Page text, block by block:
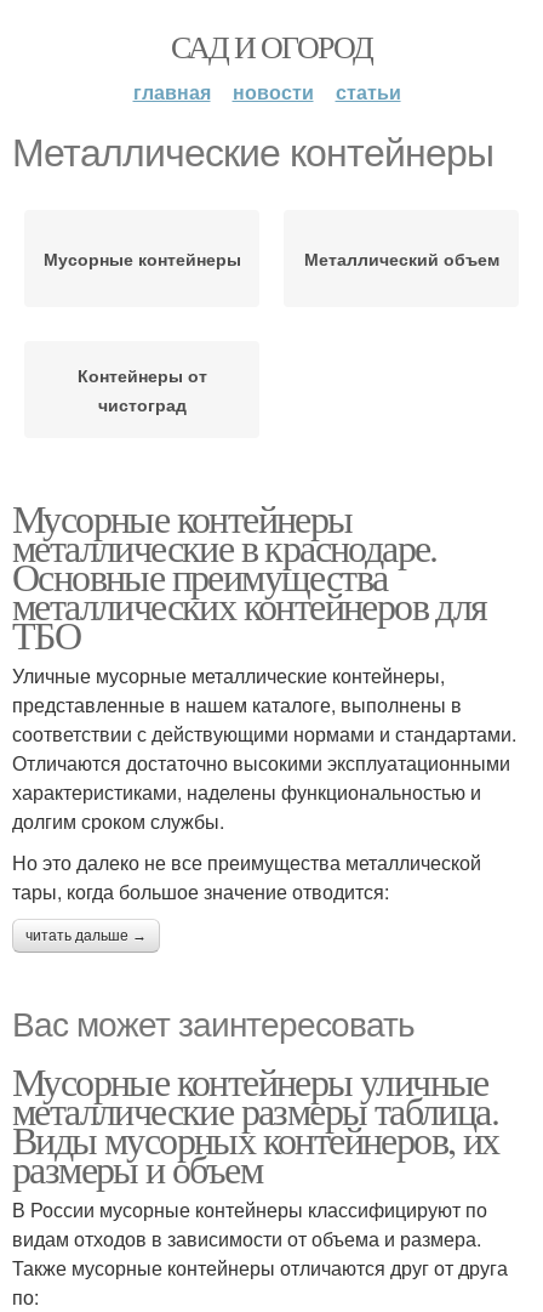
САД И ОГОРОД
главная новости статьи
Металлические контейнеры
Мусорные контейнеры Металлический объем
Контейнеры от
чистоград
Мусорные контейнеры
металлические в краснодаре.
Основные преимущества
металлических контейнеров для
ТБО
Уличные мусорные металлические контейнеры,
представленные в нашем каталоге, выполнены в
соответствии с действующими нормами и стандартами.
Отличаются достаточно высокими эксплуатационными
характеристиками, наделены функциональностью и
долгим сроком службы.
Но это далеко не все преимущества металлической
тары, когда большое значение отводится:
читать дальше →
Вас может заинтересовать
Мусорные контейнеры уличные
металлические размеры таблица.
Виды мусорных контейнеров, их
размеры и объем
В России мусорные контейнеры классифицируют по
видам отходов в зависимости от объема и размера.
Также мусорные контейнеры отличаются друг от друга
по: